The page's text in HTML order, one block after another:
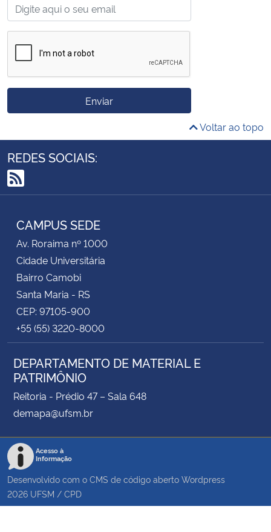
Enviar
Voltar ao topo
REDES SOCIAIS:
RSS
CAMPUS SEDE
Av. Roraima nº 1000
Cidade Universitária
Bairro Camobi
Santa Maria - RS
CEP: 97105-900
+55 (55) 3220-8000
DEPARTAMENTO DE MATERIAL E
PATRIMÔNIO
Reitoria - Prédio 47 – Sala 648
demapa@ufsm.br
Acesso à
Informação
Desenvolvido com o CMS de código aberto Wordpress
2026 UFSM / CPD